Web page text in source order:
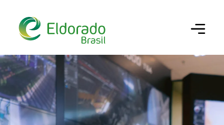
Configurar cookies
Utilizamos cookies para oferecer a melhor
experiência em nosso site. Você pode escolher
quais categorias de cookies deseja permitir. Para
mais informações, consulte nossa Política de
Cookies
做你的搜索